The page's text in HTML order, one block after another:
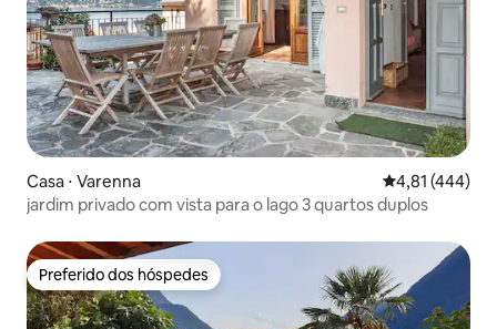
Casa ⋅ Varenna 4,81 de uma
4,81 (444)
jardim privado com vista para o lago 3 quartos duplos
Preferido dos hóspedes
Preferido dos hóspedes